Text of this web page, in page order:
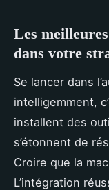
Les
dans votre
Se lancer dans
intelligemment,
installent des
s’étonnent de
Croire que la
L’intégration